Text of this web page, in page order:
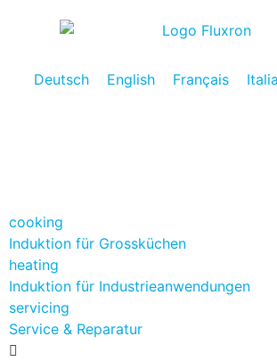
Deutsch English Français
cooking
Induktion für Grossküchen
heating
Induktion für Industrieanwendungen
servicing
Service & Reparatur